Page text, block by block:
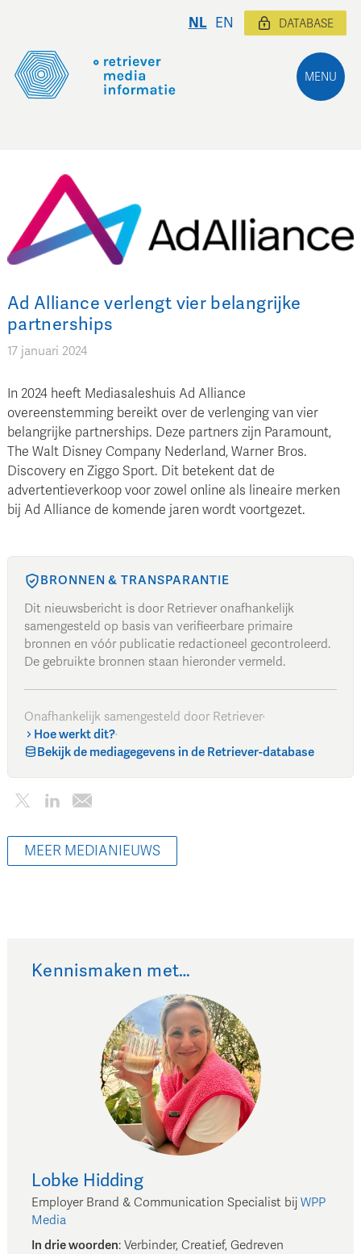
MENU
NL EN DATABASE
Ad Alliance verlengt vier belangrijke
partnerships
17 januari 2024
In 2024 heeft Mediasaleshuis Ad Alliance
overeenstemming bereikt over de verlenging van vier
belangrijke partnerships. Deze partners zijn Paramount,
The Walt Disney Company Nederland, Warner Bros.
Discovery en Ziggo Sport. Dit betekent dat de
advertentieverkoop voor zowel online als lineaire merken
bij Ad Alliance de komende jaren wordt voortgezet.
BRONNEN & TRANSPARANTIE
Dit nieuwsbericht is door Retriever onafhankelijk
samengesteld op basis van verifieerbare primaire
bronnen en vóór publicatie redactioneel gecontroleerd.
De gebruikte bronnen staan hieronder vermeld.
Onafhankelijk samengesteld door Retriever·
Hoe werkt dit?·
Bekijk de mediagegevens in de Retriever-database
MEER MEDIANIEUWS
Kennismaken met…
Lobke Hidding
Employer Brand & Communication Specialist bij WPP
Media
In drie woorden: Verbinder, Creatief, Gedreven